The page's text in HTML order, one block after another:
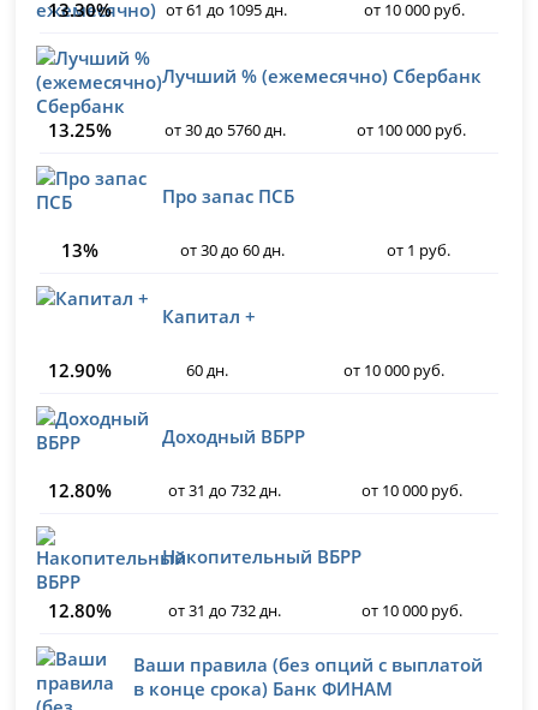
13.30% от 61 до 1095 дн. от 10 000 руб.
Лучший % (ежемесячно) Сбербанк
13.25% от 30 до 5760 дн. от 100 000 руб.
Про запас ПСБ
13% от 30 до 60 дн. от 1 руб.
Капитал +
12.90% 60 дн. от 10 000 руб.
Доходный ВБРР
12.80% от 31 до 732 дн. от 10 000 руб.
Накопительный ВБРР
12.80% от 31 до 732 дн. от 10 000 руб.
Ваши правила (без опций с выплатой
в конце срока) Банк ФИНАМ